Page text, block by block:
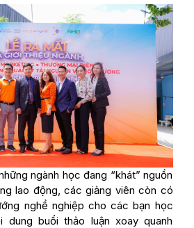
ngành học đang “khát” nguồn
lao động, các giảng viên còn có
nghề nghiệp cho các bạn học
dung buổi thảo luận xoay quanh